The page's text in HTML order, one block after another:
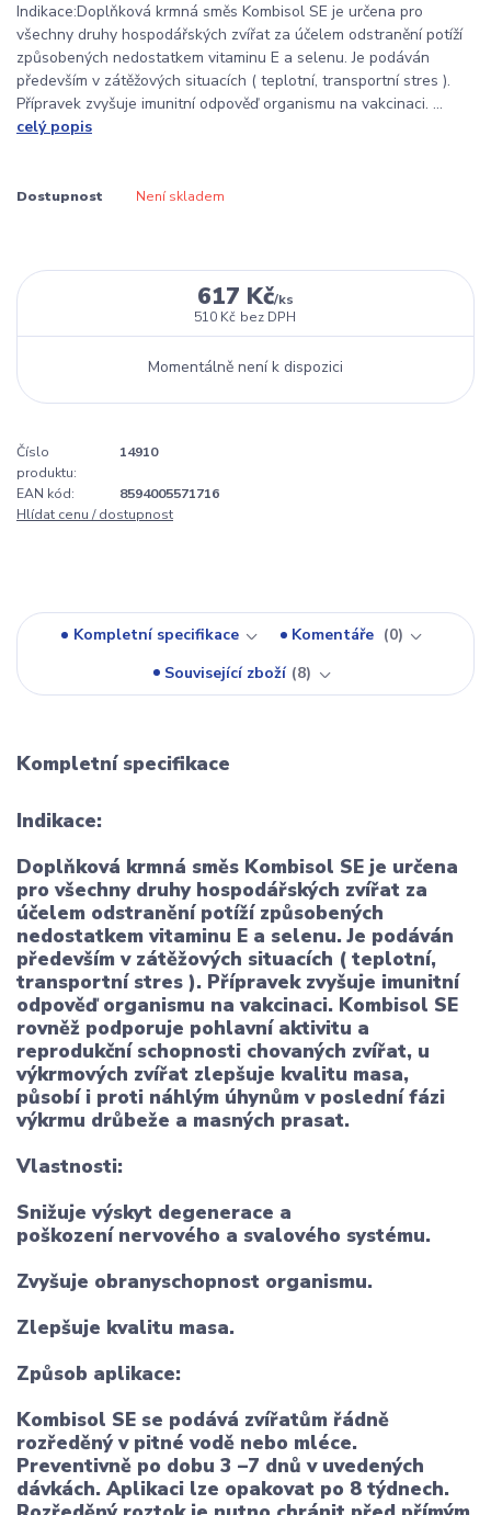
Indikace:Doplňková krmná směs Kombisol SE je určena pro
všechny druhy hospodářských zvířat za účelem odstranění potíží
způsobených nedostatkem vitaminu E a selenu. Je podáván
především v zátěžových situacích ( teplotní, transportní stres ).
Přípravek zvyšuje imunitní odpověď organismu na vakcinaci. ...
celý popis
Dostupnost Není skladem
617 Kč/ks
510 Kč bez DPH
Momentálně není k dispozici
Číslo
produktu:
14910
EAN kód:
8594005571716
Hlídat cenu / dostupnost
Kompletní specifikace Komentáře
0
Související zboží 8
Kompletní specifikace
Indikace:
Doplňková krmná směs Kombisol SE je určena
pro všechny druhy hospodářských zvířat za
účelem odstranění potíží způsobených
nedostatkem vitaminu E a selenu. Je podáván
především v zátěžových situacích ( teplotní,
transportní stres ). Přípravek zvyšuje imunitní
odpověď organismu na vakcinaci. Kombisol SE
rovněž podporuje pohlavní aktivitu a
reprodukční schopnosti chovaných zvířat, u
výkrmových zvířat zlepšuje kvalitu masa,
působí i proti náhlým úhynům v poslední fázi
výkrmu drůbeže a masných prasat.
Vlastnosti:
Snižuje výskyt degenerace a
poškození nervového a svalového systému.
Zvyšuje obranyschopnost organismu.
Zlepšuje kvalitu masa.
Způsob aplikace:
Kombisol SE se podává zvířatům řádně
rozředěný v pitné vodě nebo mléce.
Preventivně po dobu 3 –7 dnů v uvedených
dávkách. Aplikaci lze opakovat po 8 týdnech.